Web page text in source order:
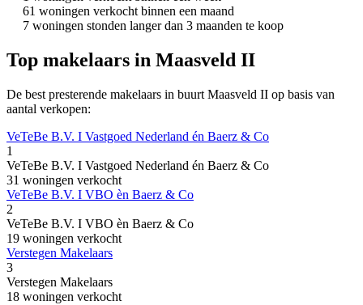
61 woningen verkocht binnen een maand
7 woningen stonden langer dan 3 maanden te koop
Top makelaars in Maasveld II
De best presterende makelaars in buurt Maasveld II op basis van
aantal verkopen:
VeTeBe B.V. I Vastgoed Nederland én Baerz & Co
1
VeTeBe B.V. I Vastgoed Nederland én Baerz & Co
31 woningen verkocht
VeTeBe B.V. I VBO èn Baerz & Co
2
VeTeBe B.V. I VBO èn Baerz & Co
19 woningen verkocht
Verstegen Makelaars
3
Verstegen Makelaars
18 woningen verkocht